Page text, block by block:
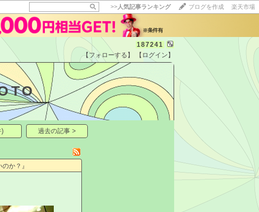
>>人気記事ランキング ブログを作成 楽天市場
187241
【フォローする】 【ログイン】
PHOTO
【毎日開催】
15記事にいいね！で1ポイント
10秒滞在
いいね! --
) 過去の記事 >
か？』